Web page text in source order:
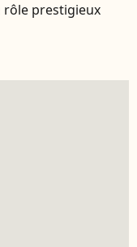
prestigieux